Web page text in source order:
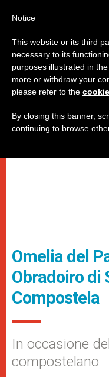
Omelia del
Obradoiro di
Compostela
In occasione
compostelano
Notice
This website or its third
necessary to its
purposes illustrated in
more or withdraw your
please refer to the
By closing this banner,
continuing to browse